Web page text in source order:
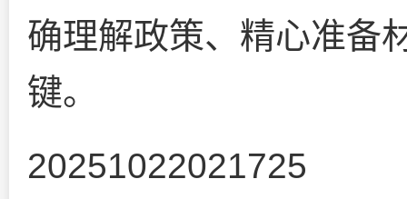
确理解政策、精心准备
键。
20251022021725